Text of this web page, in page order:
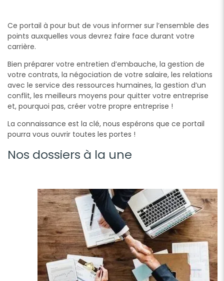
Ce portail à pour but de vous informer sur l’ensemble des
points auxquelles vous devrez faire face durant votre
carrière.
Bien préparer votre entretien d’embauche, la gestion de
votre contrats, la négociation de votre salaire, les relations
avec le service des ressources humaines, la gestion d’un
conflit, les meilleurs moyens pour quitter votre entreprise
et, pourquoi pas, créer votre propre entreprise !
La connaissance est la clé, nous espérons que ce portail
pourra vous ouvrir toutes les portes !
Nos dossiers à la une